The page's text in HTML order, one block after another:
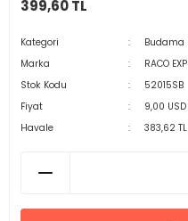
399,60 TL
Kategori
Budama
Marka
RACO
Stok Kodu
52015SB
Fiyat
9,00
Havale
383,62